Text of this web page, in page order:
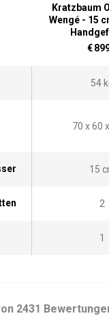
Kratzbaum
Wengé - 15
€
54
70 x 60
15
2
1
2431